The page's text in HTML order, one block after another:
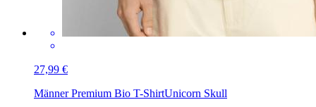
27,99 €
Männer Premium Bio T-ShirtUnicorn Skull